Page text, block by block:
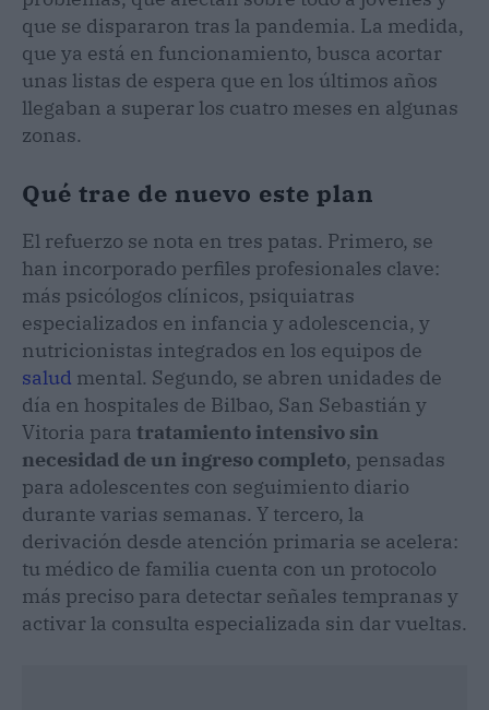
que se dispararon tras la pandemia. La medida,
que ya está en funcionamiento, busca acortar
unas listas de espera que en los últimos años
llegaban a superar los cuatro meses en algunas
zonas.
Qué trae de nuevo este plan
El refuerzo se nota en tres patas. Primero, se
han incorporado perfiles profesionales clave:
más psicólogos clínicos, psiquiatras
especializados en infancia y adolescencia, y
nutricionistas integrados en los equipos de
salud mental. Segundo, se abren unidades de
día en hospitales de Bilbao, San Sebastián y
Vitoria para tratamiento intensivo sin
necesidad de un ingreso completo, pensadas
para adolescentes con seguimiento diario
durante varias semanas. Y tercero, la
derivación desde atención primaria se acelera:
tu médico de familia cuenta con un protocolo
más preciso para detectar señales tempranas y
activar la consulta especializada sin dar vueltas.